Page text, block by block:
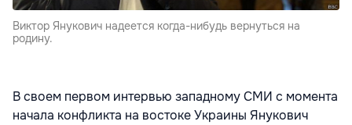
Виктор Янукович надеется когда-нибудь вернуться на
родину.
В своем первом интервью западному СМИ с момента
начала конфликта на востоке Украины Янукович